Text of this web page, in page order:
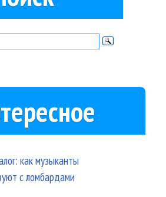
как музыканты
с ломбардами